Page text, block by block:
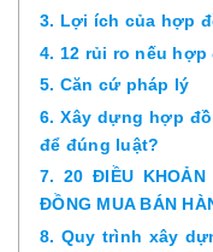
3. Lợi ích của hợp
4. 12 rủi ro nếu
5. Căn cứ pháp lý
6. Xây dựng hợp
để đúng luật?
7. 20 ĐIỀU KHOẢN
ĐỒNG MUA BÁN
8. Quy trình xây